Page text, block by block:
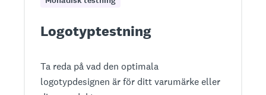
Logotyptestning
Ta reda på vad den optimala
logotypdesignen är för ditt varumärke eller